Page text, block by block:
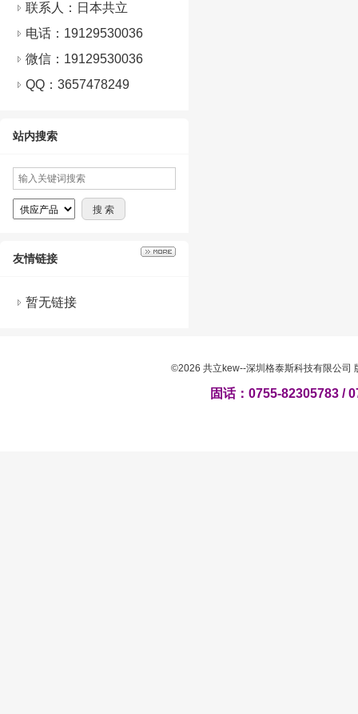
联系人：日本共立
电话：19129530036
微信： 19129530036
QQ： 3657478249
站内搜索
友情链接
暂无链接
©2026 共立kew--深圳格泰斯科技有限公司
固话：0755-82305783 /